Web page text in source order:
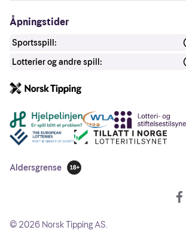
Åpningstider
Sportsspill:
Lotterier og andre spill:
Andre lenker
Aldersgrense
18 år
© 2026 Norsk Tipping AS.